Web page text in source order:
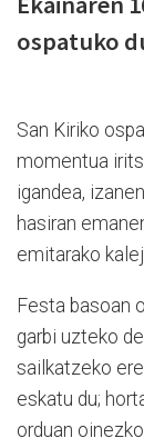
ospatuko
San Kiriko
momentua
igandea,
hasiran
emitarako
Festa basoan
garbi uzteko
sailkatzeko
eskatu du;
orduan